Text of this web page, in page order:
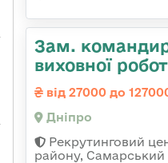
Зам.
виховної
від 27000 до
Дніпро
Рекрутинговий
району,